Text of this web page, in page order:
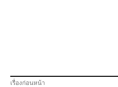
เรื่องก่อนหน้า